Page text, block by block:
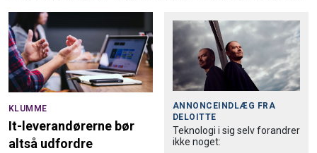
KLUMME
It-leverandørerne bør
altså udfordre
ANNONCEINDLÆG FRA
DELOITTE
Teknologi i sig selv forandrer
ikke noget: